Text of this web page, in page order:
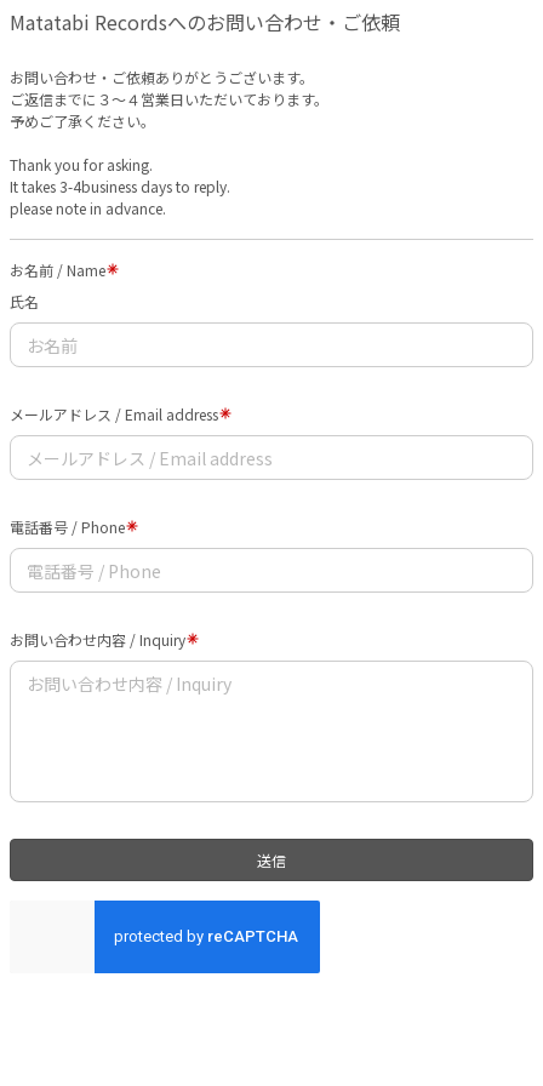
Matatabi Recordsへのお問い合わせ・ご依頼
お問い合わせ・ご依頼ありがとうございます。
ご返信までに３〜４営業日いただいております。
予めご了承ください。
Thank you for asking.
It takes 3-4business days to reply.
please note in advance.
お名前 / Name
氏名
メールアドレス / Email address
電話番号 / Phone
お問い合わせ内容 / Inquiry
送信